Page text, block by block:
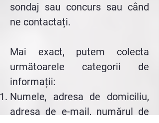
sondaj sau concurs sau când
ne contactați.
Mai exact, putem colecta
următoarele categorii de
informații:
Numele, adresa de domiciliu,
adresa de e-mail, numărul de